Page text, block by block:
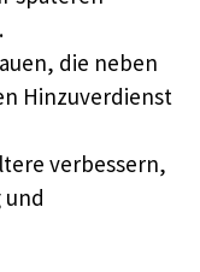
die neben
Hinzuverdienst
verbessern,